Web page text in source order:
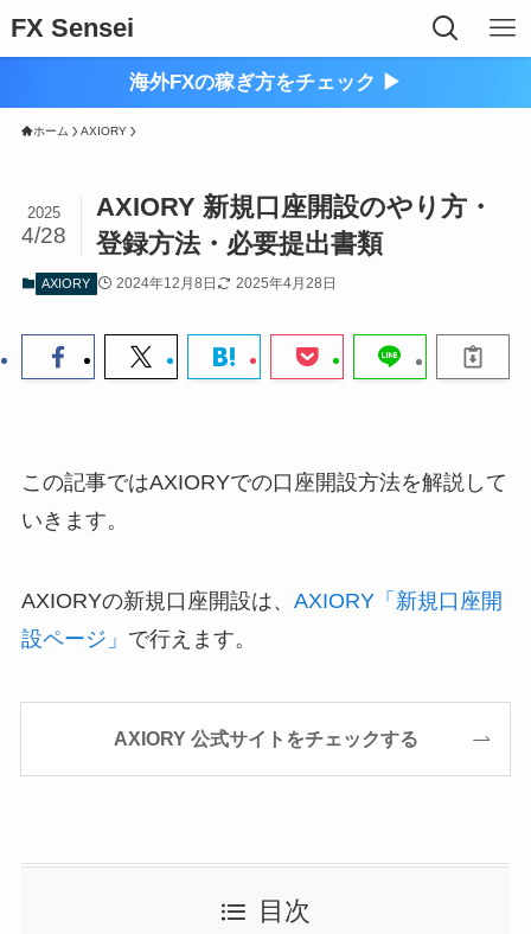
FX Sensei
海外FXの稼ぎ方をチェック ▶︎
ホーム AXIORY
AXIORY 新規口座開設のやり方・
登録方法・必要提出書類
2025
4/28
AXIORY 2024年12月8日 2025年4月28日
この記事ではAXIORYでの口座開設方法を解説して
いきます。
AXIORYの新規口座開設は、 AXIORY「新規口座開
設ページ」 で行えます。
AXIORY 公式サイトをチェックする
目次